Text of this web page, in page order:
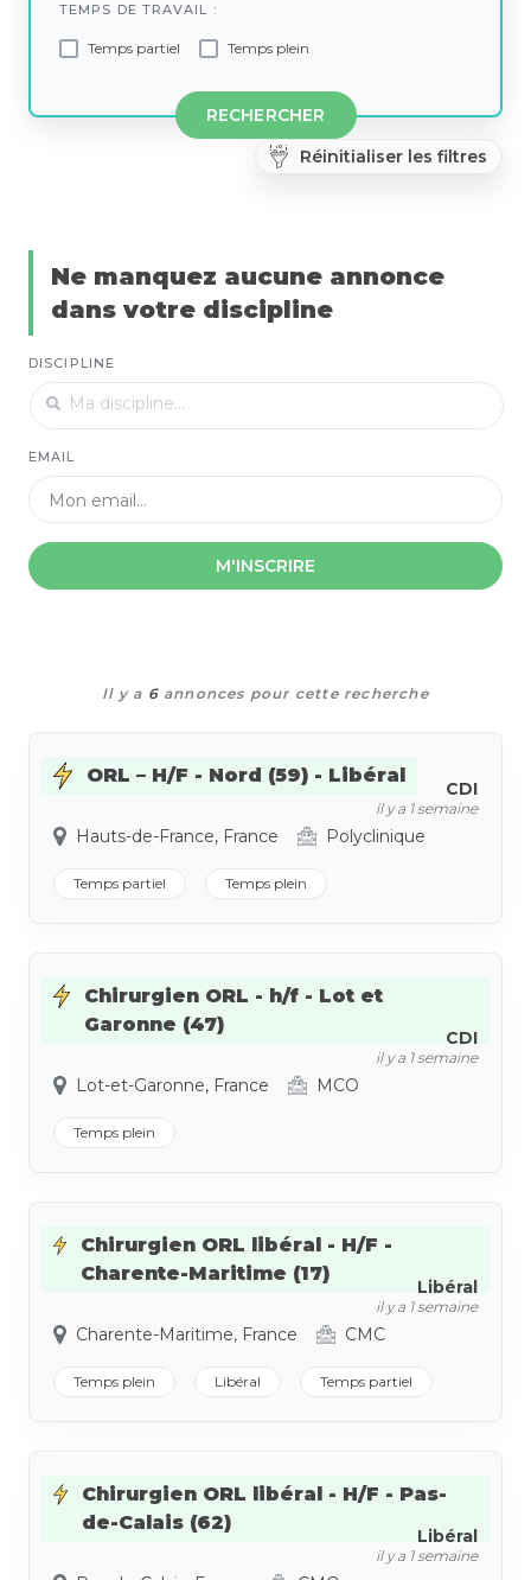
Réinitialiser les filtres
TEMPS DE TRAVAIL :
Temps partiel Temps plein
RECHERCHER
Ne manquez aucune annonce
dans votre discipline
DISCIPLINE
EMAIL
M'INSCRIRE
Il y a 6annonces pour cette recherche
ORL – H/F - Nord (59) - Libéral
CDI
il y a 1 semaine
Hauts-de-France, France Polyclinique
Temps partiel Temps plein
Chirurgien ORL - h/f - Lot et
Garonne (47)
CDI
il y a 1 semaine
Lot-et-Garonne, France MCO
Temps plein
Chirurgien ORL libéral - H/F -
Charente-Maritime (17)
Libéral
il y a 1 semaine
Charente-Maritime, France CMC
Temps plein Libéral Temps partiel
Chirurgien ORL libéral - H/F - Pas-
de-Calais (62)
Libéral
il y a 1 semaine